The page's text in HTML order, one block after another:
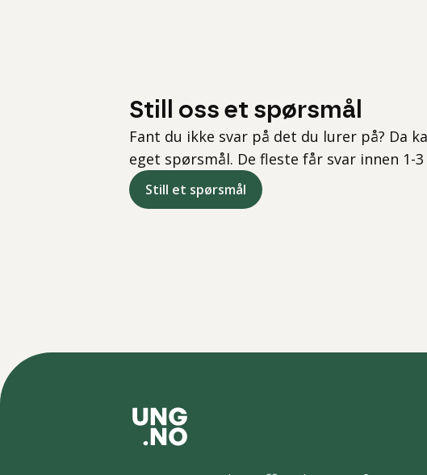
Still oss et spørsmål
Fant du ikke svar på det du lurer på? Da
eget spørsmål. De fleste får svar innen 1-3
Still et spørsmål